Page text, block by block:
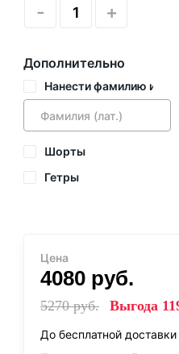
- +
Дополнительно
Нанести фамилию и
Шорты
Гетры
Цена
4080 руб.
5270руб. Выгода
До бесплатной доставки